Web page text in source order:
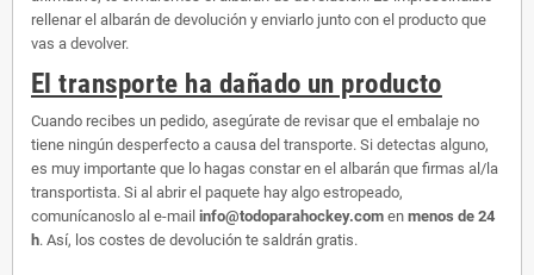
rellenar el albarán de devolución y enviarlo junto con el producto que
vas a devolver.
El transporte ha dañado un producto
Cuando recibes un pedido, asegúrate de revisar que el embalaje no
tiene ningún desperfecto a causa del transporte. Si detectas alguno,
es muy importante que lo hagas constar en el albarán que firmas al/la
transportista. Si al abrir el paquete hay algo estropeado,
comunícanoslo al e-mail info@todoparahockey.com en menos de 24
h. Así, los costes de devolución te saldrán gratis.